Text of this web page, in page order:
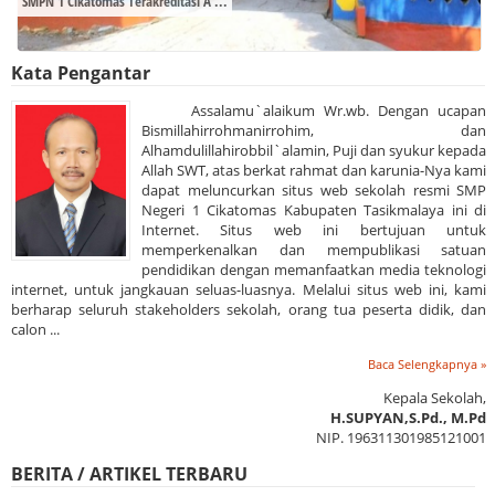
Kata Pengantar
Assalamu`alaikum Wr.wb. Dengan ucapan
Bismillahirrohmanirrohim, dan
Alhamdulillahirobbil`alamin, Puji dan syukur kepada
Allah SWT, atas berkat rahmat dan karunia-Nya kami
dapat meluncurkan situs web sekolah resmi SMP
Negeri 1 Cikatomas Kabupaten Tasikmalaya ini di
Internet. Situs web ini bertujuan untuk
memperkenalkan dan mempublikasi satuan
pendidikan dengan memanfaatkan media teknologi
internet, untuk jangkauan seluas-luasnya. Melalui situs web ini, kami
berharap seluruh stakeholders sekolah, orang tua peserta didik, dan
calon ...
Baca Selengkapnya »
Kepala Sekolah,
H.SUPYAN,S.Pd., M.Pd
NIP. 196311301985121001
BERITA / ARTIKEL TERBARU